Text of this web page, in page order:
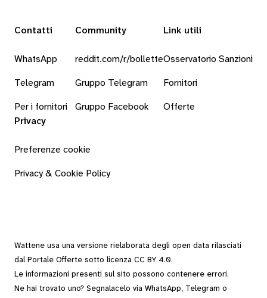
Contatti
WhatsApp
Telegram
Per i fornitori
Community
reddit.com/r/bollette
Gruppo Telegram
Gruppo Facebook
Link utili
Osservatorio Sanzioni
Fornitori
Offerte
Privacy
Preferenze cookie
Privacy & Cookie Policy
Wattene usa una versione rielaborata degli open data rilasciati
dal Portale Offerte sotto licenza CC BY 4.0.
Le informazioni presenti sul sito possono contenere errori.
Ne hai trovato uno? Segnalacelo via WhatsApp, Telegram o